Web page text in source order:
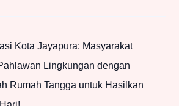
Kota Jayapura: Masyarakat
Lingkungan dengan
Rumah Tangga untuk Hasilkan